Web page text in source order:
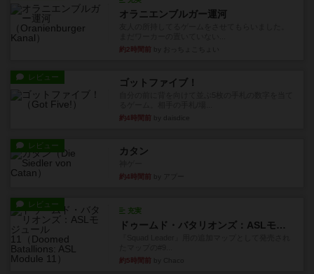
オラニエンブルガー運河
約2時間前
レビュー ゴットファイブ！
約4時間前
レビュー カタン
約4時間前
レビュー
充実
ドゥームド・バタリオンズ：ASLモジュール11
約5時間前